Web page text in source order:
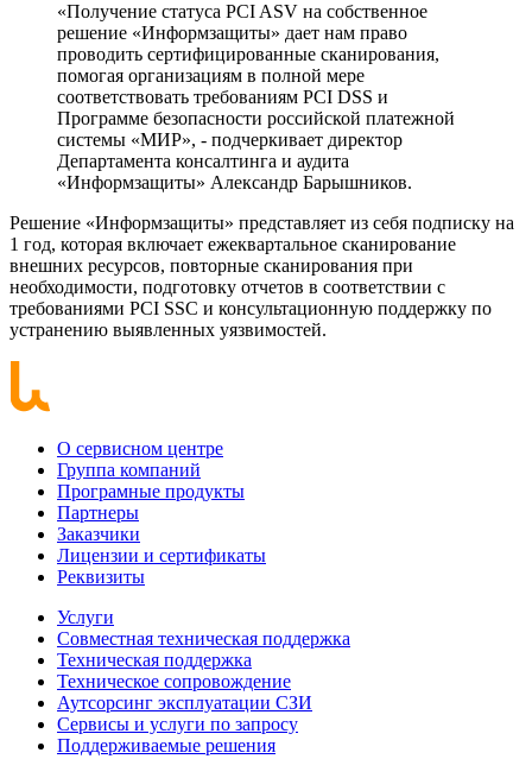
«Получение статуса PCI ASV на собственное
решение «Информзащиты» дает нам право
проводить сертифицированные сканирования,
помогая организациям в полной мере
соответствовать требованиям PCI DSS и
Программе безопасности российской платежной
системы «МИР», - подчеркивает директор
Департамента консалтинга и аудита
«Информзащиты» Александр Барышников.
Решение «Информзащиты» представляет из себя подписку на
1 год, которая включает ежеквартальное сканирование
внешних ресурсов, повторные сканирования при
необходимости, подготовку отчетов в соответствии с
требованиями PCI SSC и консультационную поддержку по
устранению выявленных уязвимостей.
О сервисном центре
Группа компаний
Програмные продукты
Партнеры
Заказчики
Лицензии и сертификаты
Реквизиты
Услуги
Совместная техническая поддержка
Техническая поддержка
Техническое сопровождение
Аутсорсинг эксплуатации СЗИ
Сервисы и услуги по запросу
Поддерживаемые решения